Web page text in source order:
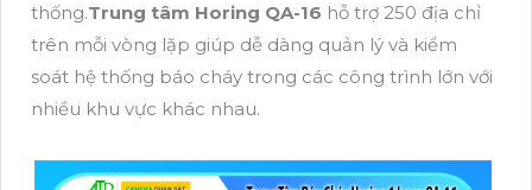
thống.Trung tâm Horing QA-16 hỗ trợ 250 địa chỉ
trên mỗi vòng lặp giúp dễ dàng quản lý và kiểm
soát hệ thống báo cháy trong các công trình lớn với
nhiều khu vực khác nhau.